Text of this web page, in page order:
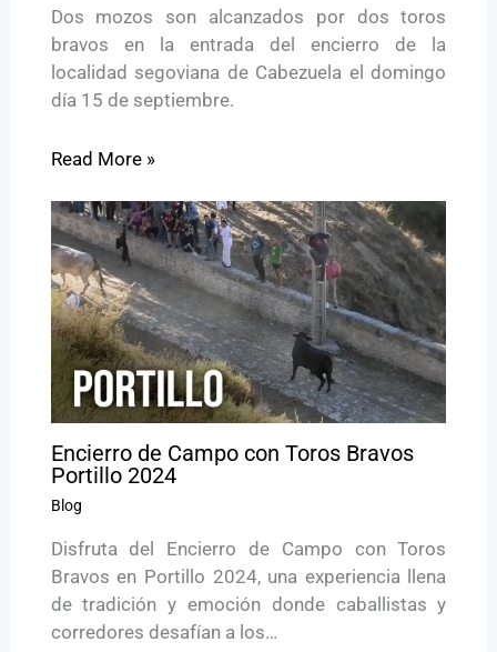
Dos mozos son alcanzados por dos toros
bravos en la entrada del encierro de la
localidad segoviana de Cabezuela el domingo
día 15 de septiembre.
Read More »
Encierro de Campo con Toros Bravos
Portillo 2024
Blog
Disfruta del Encierro de Campo con Toros
Bravos en Portillo 2024, una experiencia llena
de tradición y emoción donde caballistas y
corredores desafían a los…